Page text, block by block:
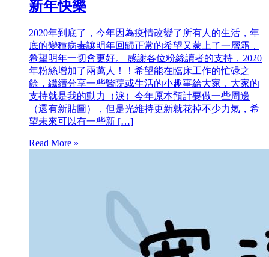
新年快樂
2020年到底了，今年因為疫情改變了所有人的生活，年
底的變種病毒讓明年回歸正常的希望又蒙上了一層霜，
希望明年一切會更好。 感謝各位粉絲讀者的支持，2020
年粉絲增加了兩萬人！！希望能在臨床工作的忙碌之
餘，繼續分享一些醫院或生活的小趣事給大家，大家的
支持就是我的動力（淚）今年原本預計要做一些周邊
（還有新貼圖），但是光維持更新就花掉不少力氣，希
望未來可以有一些新 […]
Read More »